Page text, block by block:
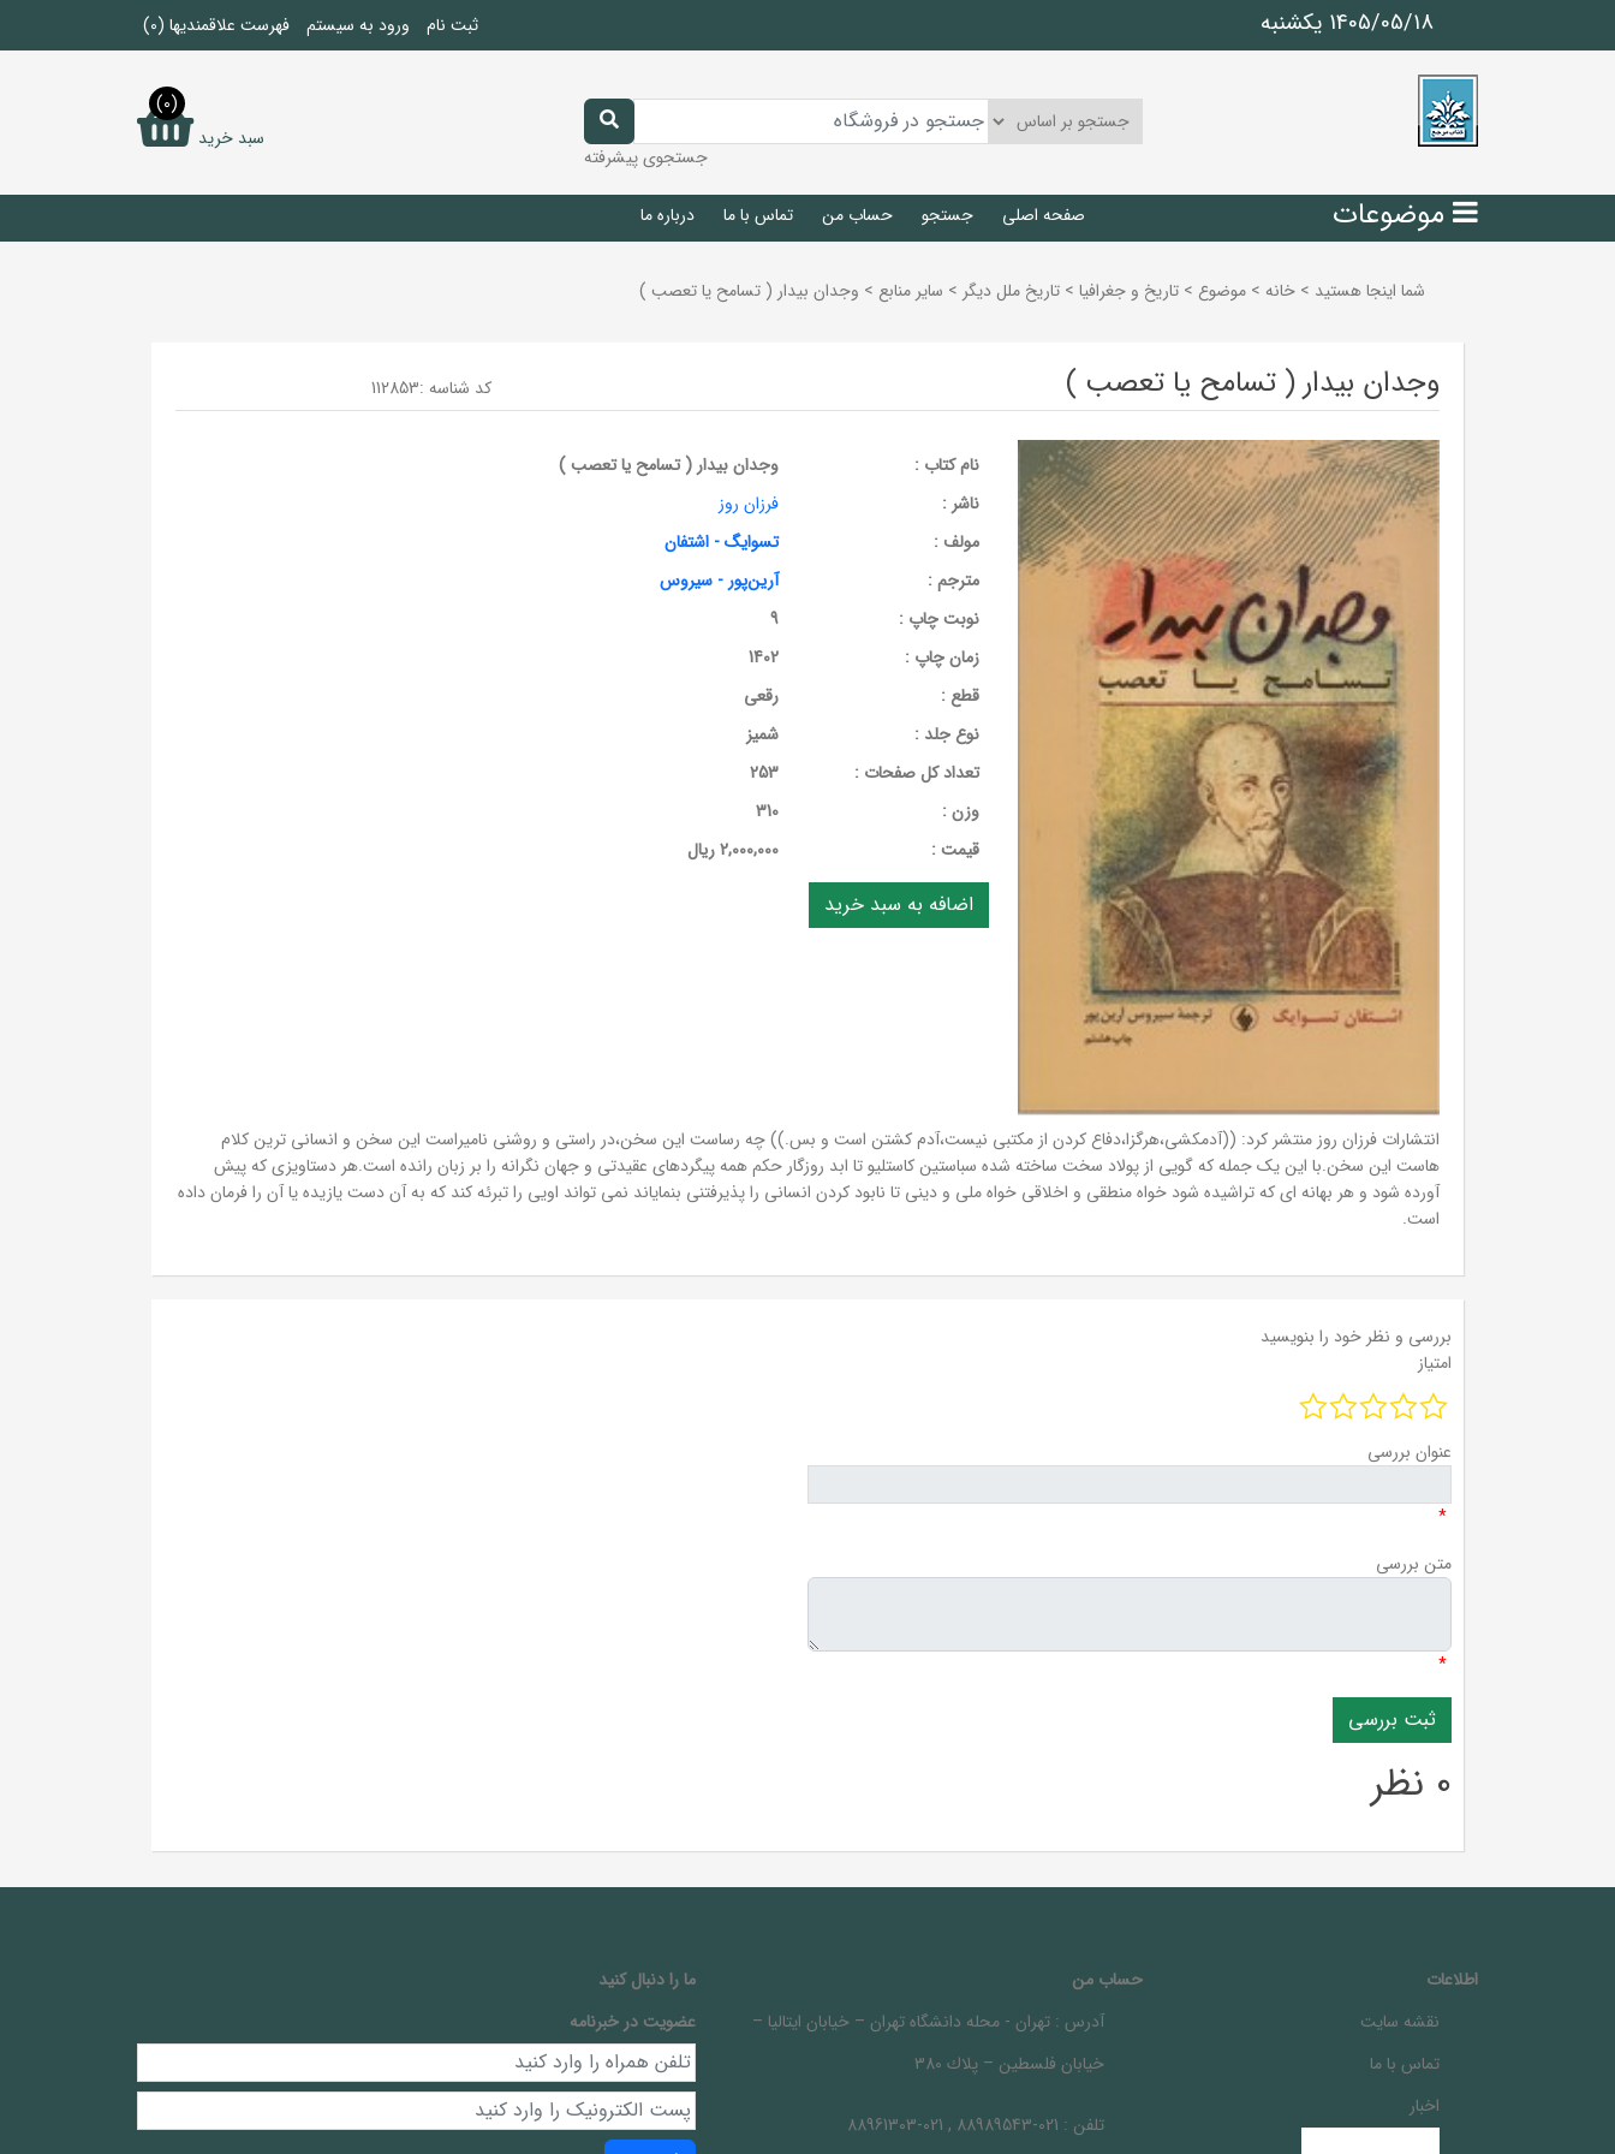
1405/05/18 يكشنبه ثبت نام ورود به سیستم فهرست علاقمندیها (0)
جستجوی پیشرفته
سبد خرید
(0)
موضوعات صفحه اصلی جستجو حساب من تماس با ما درباره ما
شما اینجا هستید > خانه > موضوع > تاريخ و جغرافيا > تاريخ ملل ديگر > ساير منابع > وجدان بیدار ( تسامح یا تعصب )
وجدان بیدار ( تسامح یا تعصب ) کد شناسه :112853
نام کتاب :
وجدان بیدار ( تسامح یا تعصب )
ناشر :
فرزان روز
مولف :
تسوایگ - اشتفان
مترجم :
آرین‌پور - سیروس
نوبت چاپ :
9
زمان چاپ :
1402
قطع :
رقعی
نوع جلد :
شمیز
تعداد کل صفحات :
253
وزن :
310
قيمت :
2,000,000 ریال
انتشارات فرزان روز منتشر کرد: ((آدمکشی،هرگزا،دفاع کردن از مکتبی نیست،آدم کشتن است و بس.)) چه رساست این سخن،در راستی و روشنی نامیراست این سخن و انسانی ترین کلام
هاست این سخن.با این یک جمله که گویی از پولاد سخت ساخته شده سباستین کاستلیو تا ابد روزگار حکم همه پیگردهای عقیدتی و جهان نگرانه را بر زبان رانده است.هر دستاویزی که پیش
آورده شود و هر بهانه ای که تراشیده شود خواه منطقی و اخلاقی خواه ملی و دینی تا نابود کردن انسانی را پذیرفتنی بنمایاند نمی تواند اویی را تبرئه کند که به آن دست یازیده یا آن را فرمان داده
است.
بررسی و نظر خود را بنویسید
امتیاز
عنوان بررسی
*
متن بررسی
*
0 نظر
اطلاعات
نقشه سایت
تماس با ما
اخبار
حساب من
آدرس : تهران - محله دانشگاه تهران – خيابان ايتاليا –
خيابان فلسطين – پلاك 380
تلفن : 021-88989543 , 021-88961303
ما را دنبال کنيد
عضویت در خبرنامه